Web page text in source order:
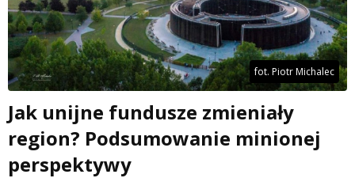
fot. Piotr Michalec
Jak unijne fundusze zmieniały
region? Podsumowanie minionej
perspektywy